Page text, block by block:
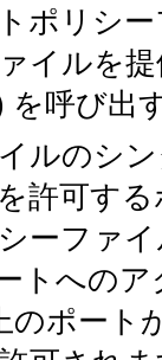
ポリシ
イルを
を呼び出
ルのシ
許可す
ーファ
トへの
のポート